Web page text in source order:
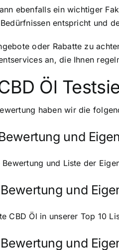
ebenfalls ein wichtiger
entspricht und
oder Rabatte zu
an, die Ihnen
Öl
haben wir die
und
und Liste der
und
CBD Öl in unserer Top 10
und